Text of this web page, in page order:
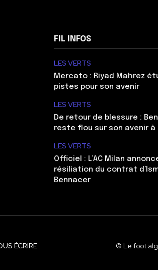
FIL INFOS
LES VERTS
Mercato : Riyad Mahrez
pistes pour son avenir
LES VERTS
De retour de blessure :
reste flou sur son avenir à
LES VERTS
Officiel : L’AC Milan
résiliation du contrat
Bennacer
ÉCRIRE © Le foot